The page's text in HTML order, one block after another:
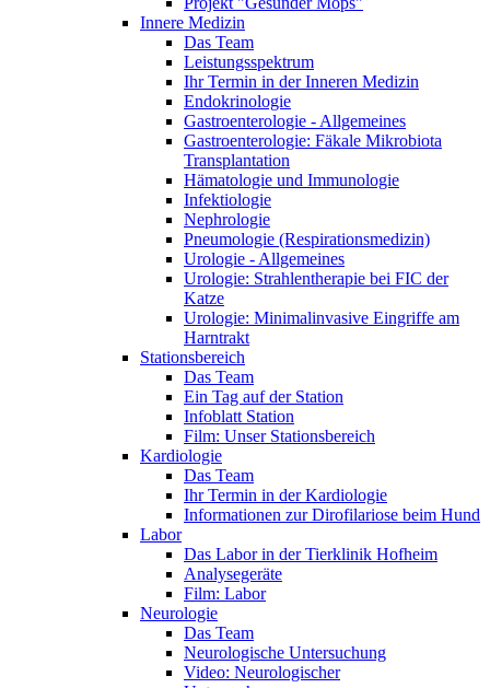
Innere Medizin
Das Team
Leistungsspektrum
Ihr Termin in der Inneren Medizin
Endokrinologie
Gastroenterologie - Allgemeines
Gastroenterologie: Fäkale Mikrobiota
Transplantation
Hämatologie und Immunologie
Infektiologie
Nephrologie
Pneumologie (Respirationsmedizin)
Urologie - Allgemeines
Urologie: Strahlentherapie bei FIC der
Katze
Urologie: Minimalinvasive Eingriffe am
Harntrakt
Stationsbereich
Das Team
Ein Tag auf der Station
Infoblatt Station
Film: Unser Stationsbereich
Kardiologie
Das Team
Ihr Termin in der Kardiologie
Informationen zur Dirofilariose beim Hund
Labor
Das Labor in der Tierklinik Hofheim
Analysegeräte
Film: Labor
Neurologie
Das Team
Neurologische Untersuchung
Video: Neurologischer